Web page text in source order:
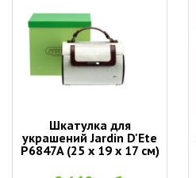
Шкатулка для
украшений Jardin D'Ete
P6847A (25 х 19 х 17 см)